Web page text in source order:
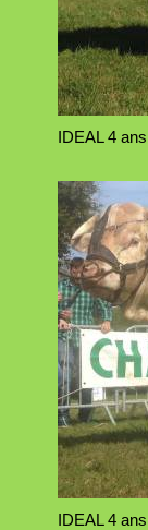
IDEAL 4
IDEAL 4